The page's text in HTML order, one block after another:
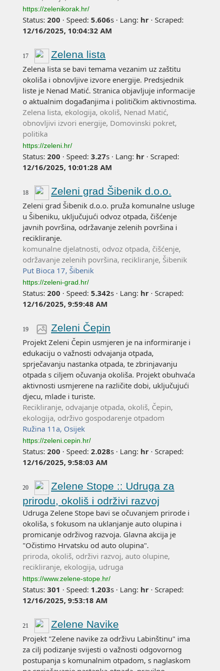
https://zelenikorak.hr/
Status: 200 · Speed: 5.606s · Lang: hr · Scraped:
12/16/2025, 10:04:32 AM
17 Zelena lista
Zelena lista se bavi temama vezanim uz zaštitu
okoliša i obnovljive izvore energije. Predsjednik
liste je Nenad Matić. Stranica objavljuje informacije
o aktualnim događanjima i političkim aktivnostima.
Zelena lista, ekologija, okoliš, Nenad Matić,
obnovljivi izvori energije, Domovinski pokret,
politika
https://zeleni.hr/
Status: 200 · Speed: 3.27s · Lang: hr · Scraped:
12/16/2025, 10:01:28 AM
18 Zeleni grad Šibenik d.o.o.
Zeleni grad Šibenik d.o.o. pruža komunalne usluge
u Šibeniku, uključujući odvoz otpada, čišćenje
javnih površina, održavanje zelenih površina i
recikliranje.
komunalne djelatnosti, odvoz otpada, čišćenje,
održavanje zelenih površina, recikliranje, Šibenik
Put Bioca 17, Šibenik
https://zeleni-grad.hr/
Status: 200 · Speed: 5.342s · Lang: hr · Scraped:
12/16/2025, 9:59:48 AM
19 Zeleni Čepin
Projekt Zeleni Čepin usmjeren je na informiranje i
edukaciju o važnosti odvajanja otpada,
sprječavanju nastanka otpada, te zbrinjavanju
otpada s ciljem očuvanja okoliša. Projekt obuhvaća
aktivnosti usmjerene na različite dobi, uključujući
djecu, mlade i turiste.
Recikliranje, odvajanje otpada, okoliš, Čepin,
ekologija, održivo gospodarenje otpadom
Ružina 11a, Osijek
https://zeleni.cepin.hr/
Status: 200 · Speed: 2.028s · Lang: hr · Scraped:
12/16/2025, 9:58:03 AM
20
Zelene Stope :: Udruga za
prirodu, okoliš i održivi razvoj
Udruga Zelene Stope bavi se očuvanjem prirode i
okoliša, s fokusom na uklanjanje auto olupina i
promicanje održivog razvoja. Glavna akcija je
"Očistimo Hrvatsku od auto olupina".
priroda, okoliš, održivi razvoj, auto olupine,
recikliranje, ekologija, udruga
https://www.zelene-stope.hr/
Status: 301 · Speed: 1.203s · Lang: hr · Scraped:
12/16/2025, 9:53:18 AM
21 Zelene Navike
Projekt "Zelene navike za održivu Labinštinu" ima
za cilj podizanje svijesti o važnosti odgovornog
postupanja s komunalnim otpadom, s naglaskom